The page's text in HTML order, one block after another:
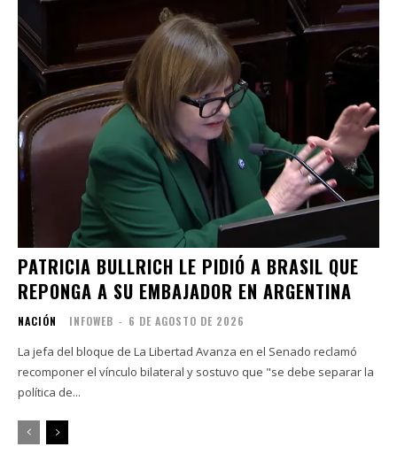
PATRICIA BULLRICH LE PIDIÓ A BRASIL QUE
REPONGA A SU EMBAJADOR EN ARGENTINA
NACIÓN INFOWEB - 6 DE AGOSTO DE 2026
La jefa del bloque de La Libertad Avanza en el Senado reclamó
recomponer el vínculo bilateral y sostuvo que "se debe separar la
política de...